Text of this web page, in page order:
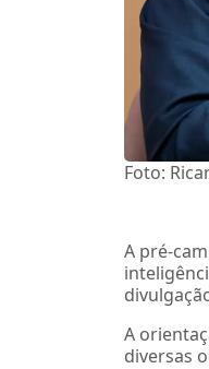
Foto:
A pré-
A
diversas